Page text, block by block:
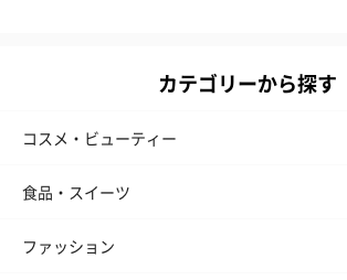
カテゴリーから探す
コスメ・ビューティー
食品・スイーツ
ファッション